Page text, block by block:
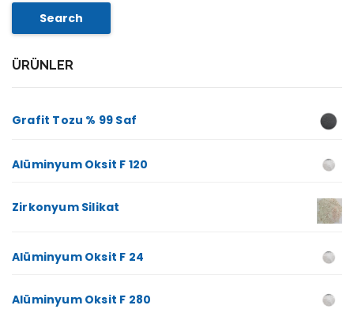
Search
ÜRÜNLER
Grafit Tozu % 99 Saf
Alüminyum Oksit F 120
Zirkonyum Silikat
Alüminyum Oksit F 24
Alüminyum Oksit F 280